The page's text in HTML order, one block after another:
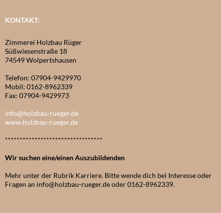
KONTAKT:
Zimmerei Holzbau Rüger
Süßwiesenstraße 18
74549 Wolpertshausen
Telefon: 07904-9429970
Mobil: 0162-8962339
Fax: 07904-9429973
info@holzbau-rueger.de
www.holzbau-rueger.de
*********************************
Wir suchen eine/einen Auszubildenden
Mehr unter der Rubrik Karriere. Bitte wende dich bei Interesse oder
Fragen an info@holzbau-rueger.de oder 0162-8962339.